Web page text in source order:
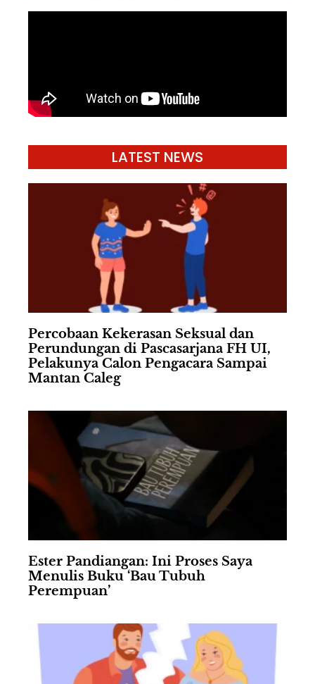
LATEST NEWS
Percobaan Kekerasan Seksual dan
Perundungan di Pascasarjana FH UI,
Pelakunya Calon Pengacara Sampai
Mantan Caleg
Ester Pandiangan: Ini Proses Saya
Menulis Buku ‘Bau Tubuh
Perempuan’